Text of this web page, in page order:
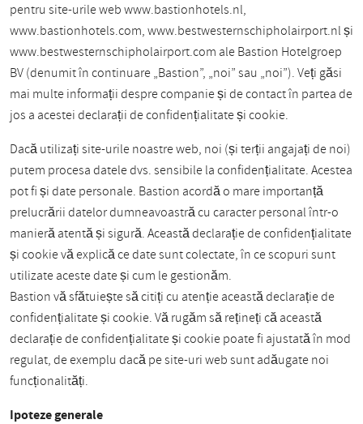
pentru site-urile web www.bastionhotels.nl,
www.bastionhotels.com, www.bestwesternschipholairport.nl și
www.bestwesternschipholairport.com ale Bastion Hotelgroep
BV (denumit în continuare „Bastion”, „noi” sau „noi”). Veți găsi
mai multe informații despre companie și de contact în partea de
jos a acestei declarații de confidențialitate și cookie.
Dacă utilizați site-urile noastre web, noi (și terții angajați de noi)
putem procesa datele dvs. sensibile la confidențialitate. Acestea
pot fi și date personale. Bastion acordă o mare importanță
prelucrării datelor dumneavoastră cu caracter personal într-o
manieră atentă și sigură. Această declarație de confidențialitate
și cookie vă explică ce date sunt colectate, în ce scopuri sunt
utilizate aceste date și cum le gestionăm.
Bastion vă sfătuiește să citiți cu atenție această declarație de
confidențialitate și cookie. Vă rugăm să rețineți că această
declarație de confidențialitate și cookie poate fi ajustată în mod
regulat, de exemplu dacă pe site-uri web sunt adăugate noi
funcționalități.
Ipoteze generale